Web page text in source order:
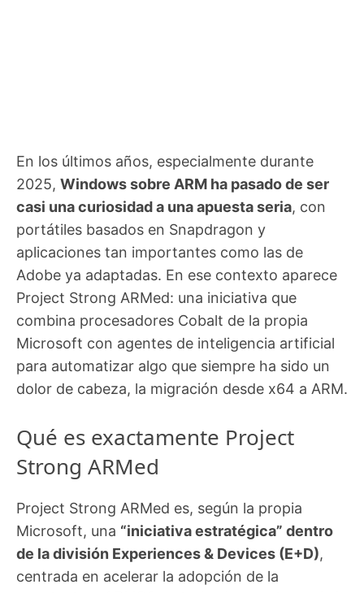
En los últimos años, especialmente durante
2025, Windows sobre ARM ha pasado de ser
casi una curiosidad a una apuesta seria, con
portátiles basados en Snapdragon y
aplicaciones tan importantes como las de
Adobe ya adaptadas. En ese contexto aparece
Project Strong ARMed: una iniciativa que
combina procesadores Cobalt de la propia
Microsoft con agentes de inteligencia artificial
para automatizar algo que siempre ha sido un
dolor de cabeza, la migración desde x64 a ARM.
Qué es exactamente Project
Strong ARMed
Project Strong ARMed es, según la propia
Microsoft, una “iniciativa estratégica” dentro
de la división Experiences & Devices (E+D),
centrada en acelerar la adopción de la